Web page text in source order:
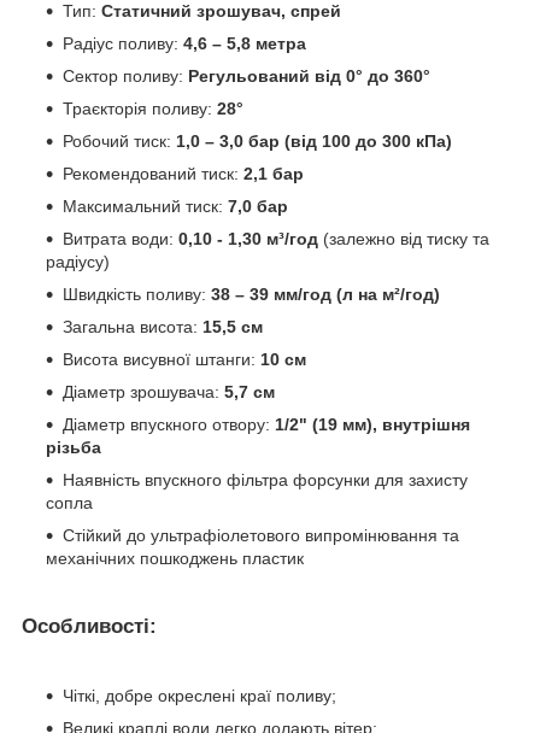
Тип: Статичний зрошувач, спрей
Радіус поливу: 4,6 – 5,8 метра
Сектор поливу: Регульований від 0° до 360°
Траєкторія поливу: 28°
Робочий тиск: 1,0 – 3,0 бар (від 100 до 300 кПа)
Рекомендований тиск: 2,1 бар
Максимальний тиск: 7,0 бар
Витрата води: 0,10 - 1,30 м³/год (залежно від тиску та
радіусу)
Швидкість поливу: 38 – 39 мм/год (л на м²/год)
Загальна висота: 15,5 см
Висота висувної штанги: 10 см
Діаметр зрошувача: 5,7 см
Діаметр впускного отвору: 1/2" (19 мм), внутрішня
різьба
Наявність впускного фільтра форсунки для захисту
сопла
Стійкий до ультрафіолетового випромінювання та
механічних пошкоджень пластик
Особливості:
Чіткі, добре окреслені краї поливу;
Великі краплі води легко долають вітер;